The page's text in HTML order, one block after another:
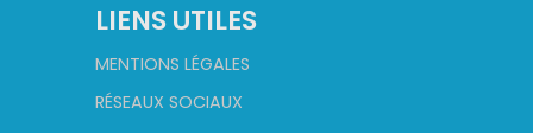
LIENS UTILES
MENTIONS LÉGALES
RÉSEAUX SOCIAUX